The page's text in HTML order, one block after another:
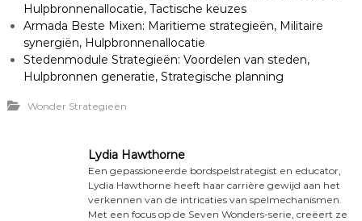
Hulpbronnenallocatie, Tactische keuzes
Armada Beste Mixen: Maritieme strategieën, Militaire
synergiën, Hulpbronnenallocatie
Stedenmodule Strategieën: Voordelen van steden,
Hulpbronnen generatie, Strategische planning
Wonder Strategieën
Lydia Hawthorne
Een gepassioneerde bordspelstrategist en educator,
Lydia Hawthorne heeft haar carrière gewijd aan het
verkennen van de intricaties van spelmechanismen.
Met een focus op de Seven Wonders-serie, creëert ze